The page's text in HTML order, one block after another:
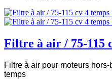
Filtre à air / 75-115
Filtre à air pour moteurs
temps